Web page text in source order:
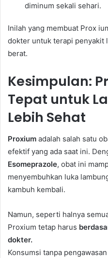
diminum sekali sehari.
Inilah yang membuat Prox
dokter untuk terapi penyakit
berat.
Kesimpulan:
Tepat untuk
Lebih Sehat
Proxium adalah salah satu
efektif yang ada saat ini.
Esomeprazole, obat ini
menyembuhkan luka
kambuh kembali.
Namun, seperti halnya
Proxium tetap harus
dokter.
Konsumsi tanpa